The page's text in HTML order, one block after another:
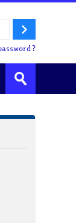
Login
Invia